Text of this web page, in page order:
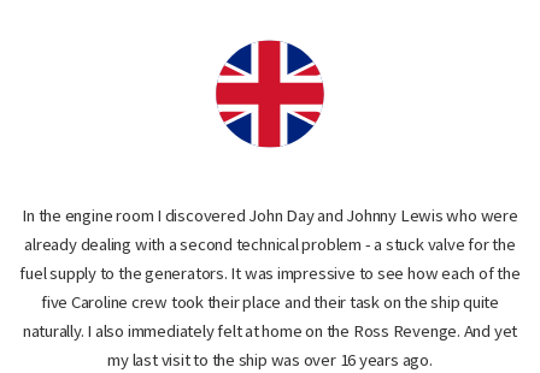
In the engine room I discovered John Day and Johnny Lewis who were
already dealing with a second technical problem - a stuck valve for the
fuel supply to the generators. It was impressive to see how each of the
five Caroline crew took their place and their task on the ship quite
naturally. I also immediately felt at home on the Ross Revenge. And yet
my last visit to the ship was over 16 years ago.